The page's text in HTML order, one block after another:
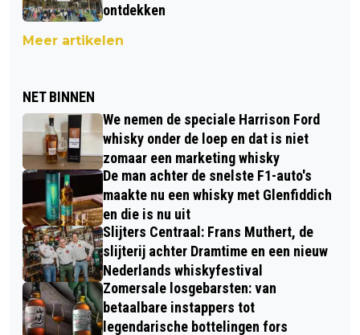
ontdekken
Meer artikelen
NET BINNEN
We nemen de speciale Harrison Ford
whisky onder de loep en dat is niet
zomaar een marketing whisky
De man achter de snelste F1-auto's
maakte nu een whisky met Glenfiddich
en die is nu uit
Slijters Centraal: Frans Muthert, de
slijterij achter Dramtime en een nieuw
Nederlands whiskyfestival
Zomersale losgebarsten: van
betaalbare instappers tot
legendarische bottelingen fors